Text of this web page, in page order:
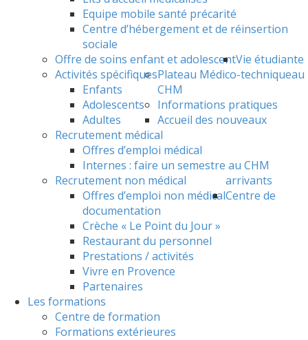
Equipe mobile santé précarité
Centre d’hébergement et de réinsertion
sociale
Offre de soins enfant et adolescent
Activités spécifiques
Enfants
Adolescents
Adultes
Plateau Médico-technique
Recrutement médical
Offres d’emploi médical
Internes : faire un semestre au CHM
Vie étudiante
au
CHM
Recrutement non médical
Offres d’emploi non médical
Informations pratiques
Accueil des nouveaux
arrivants
Centre de
documentation
Crèche « Le Point du Jour »
Restaurant du personnel
Prestations / activités
Vivre en Provence
Partenaires
Les formations
Centre de formation
Formations extérieures